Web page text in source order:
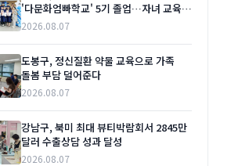
'다문화엄빠학교' 5기 졸업…자녀 교육
이해 넓혀
2026.08.07
도봉구, 정신질환 약물 교육으로 가족
돌봄 부담 덜어준다
2026.08.07
강남구, 북미 최대 뷰티박람회서 2845만
달러 수출상담 성과 달성
2026.08.07